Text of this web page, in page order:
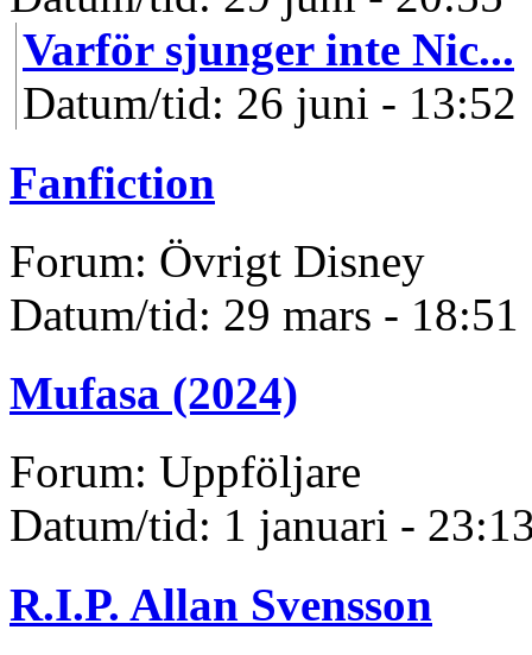
Varför sjunger inte Nic...
Datum/tid: 26 juni - 13:52
Fanfiction
Forum: Övrigt Disney
Datum/tid: 29 mars - 18:51
Mufasa (2024)
Forum: Uppföljare
Datum/tid: 1 januari -
R.I.P. Allan Svensson